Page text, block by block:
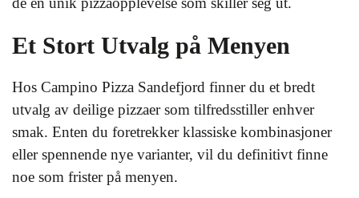
Et Stort Utvalg på Menyen
Hos Campino Pizza Sandefjord finner du et bredt
utvalg av deilige pizzaer som tilfredsstiller enhver
smak. Enten du foretrekker klassiske kombinasjoner
eller spennende nye varianter, vil du definitivt finne
noe som frister på menyen.